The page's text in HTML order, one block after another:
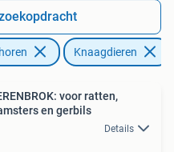
Knaagdieren
voor ratten,
en gerbils
Details